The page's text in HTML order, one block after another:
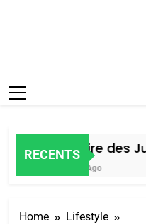
RECENTS
Histoire des
6 Jours Ago
Home
Lifestyle